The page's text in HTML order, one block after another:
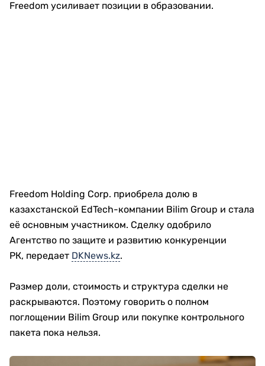
Freedom усиливает позиции в образовании.
Freedom Holding Corp. приобрела долю в
казахстанской EdTech-компании Bilim Group и стала
её основным участником. Сделку одобрило
Агентство по защите и развитию конкуренции
РК, передает DKNews.kz.
Размер доли, стоимость и структура сделки не
раскрываются. Поэтому говорить о полном
поглощении Bilim Group или покупке контрольного
пакета пока нельзя.